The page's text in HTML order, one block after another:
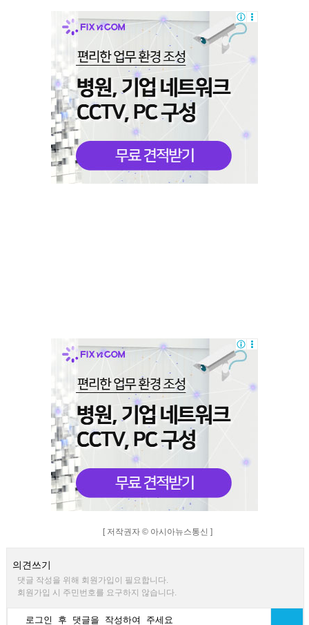
[ 저작권자 © 아시아뉴스통신 ]
의견쓰기
댓글 작성을 위해 회원가입이 필요합니다.
회원가입 시 주민번호를 요구하지 않습니다.